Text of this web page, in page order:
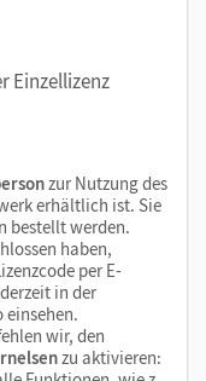
Einzellizenz
zur Nutzung des
erhältlich ist. Sie
bestellt werden.
haben,
per E-
in der
einsehen.
wir, den
zu aktivieren: